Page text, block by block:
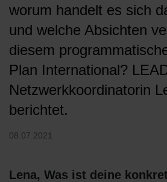
worum handelt es sich
und welche Absichten
diesem
Plan International?
Netzwerkkoordinatorin
berichtet.
08.07.2021
Lena, Was ist deine